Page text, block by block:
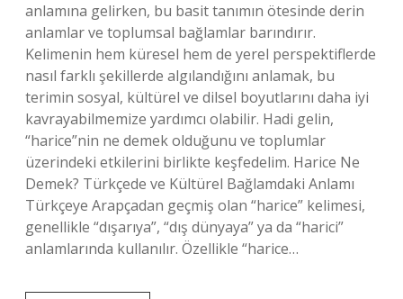
anlamına gelirken, bu basit tanımın ötesinde derin
anlamlar ve toplumsal bağlamlar barındırır.
Kelimenin hem küresel hem de yerel perspektiflerde
nasıl farklı şekillerde algılandığını anlamak, bu
terimin sosyal, kültürel ve dilsel boyutlarını daha iyi
kavrayabilmemize yardımcı olabilir. Hadi gelin,
“harice”nin ne demek olduğunu ve toplumlar
üzerindeki etkilerini birlikte keşfedelim. Harice Ne
Demek? Türkçede ve Kültürel Bağlamdaki Anlamı
Türkçeye Arapçadan geçmiş olan “harice” kelimesi,
genellikle “dışarıya”, “dış dünyaya” ya da “harici”
anlamlarında kullanılır. Özellikle “harice…